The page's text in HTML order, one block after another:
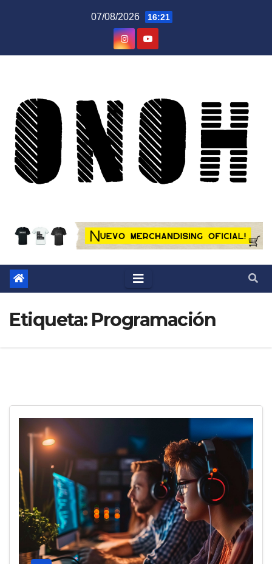
07/08/2026 16:21
Etiqueta: Programación